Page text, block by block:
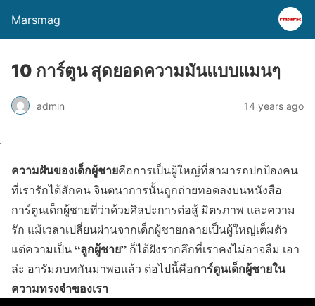
Marsmag
10 การ์ตูน สุดยอดความมันแบบแมนๆ
admin 14 years ago
ความฝันของเด็กผู้ชายคือการเป็นผู้ใหญ่ที่สามารถปกป้องคน
ที่เรารักได้สักคน จินตนาการนั้นถูกถ่ายทอดลงบนหนังสือ
การ์ตูนเด็กผู้ชายที่ว่าด้วยศิลปะการต่อสู้ มิตรภาพ และความ
รัก แม้เวลาเปลี่ยนผ่านจากเด็กผู้ชายกลายเป็นผู้ใหญ่เต็มตัว
แต่ความเป็น“ลูกผู้ชาย” ก็ได้ฝังรากลึกที่เราคงไม่อาจลืม เอา
ล่ะ อารัมภบทกันมาพอแล้ว ต่อไปนี้คือการ์ตูนเด็กผู้ชายใน
ความทรงจำของเรา